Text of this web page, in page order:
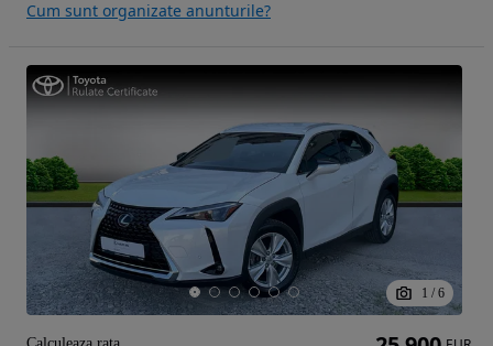
Cum sunt organizate anunturile?
1 / 6